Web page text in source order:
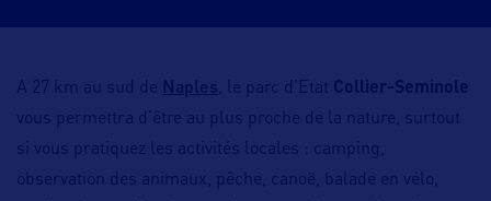
A 27 km au sud de Naples , le parc d’Etat Collier-Seminole
vous permettra d’être au plus proche de la nature, surtout
si vous pratiquez les activités locales : camping,
observation des animaux, pêche, canoë, balade en vélo,